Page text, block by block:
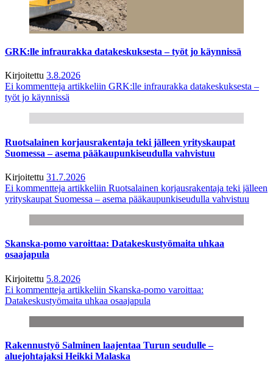
GRK:lle infraurakka datakeskuksesta – työt jo käynnissä
Kirjoitettu 3.8.2026
Ei kommentteja artikkeliin GRK:lle infraurakka datakeskuksesta –
työt jo käynnissä
Ruotsalainen korjausrakentaja teki jälleen yrityskaupat
Suomessa – asema pääkaupunkiseudulla vahvistuu
Kirjoitettu 31.7.2026
Ei kommentteja artikkeliin Ruotsalainen korjausrakentaja teki jälleen
yrityskaupat Suomessa – asema pääkaupunkiseudulla vahvistuu
Skanska-pomo varoittaa: Datakeskustyömaita uhkaa
osaajapula
Kirjoitettu 5.8.2026
Ei kommentteja artikkeliin Skanska-pomo varoittaa:
Datakeskustyömaita uhkaa osaajapula
Rakennustyö Salminen laajentaa Turun seudulle –
aluejohtajaksi Heikki Malaska